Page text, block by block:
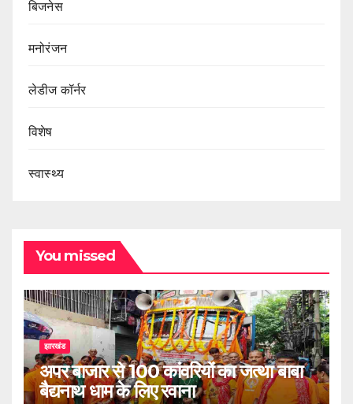
बिजनेस
मनोरंजन
लेडीज कॉर्नर
विशेष
स्वास्थ्य
You missed
झारखंड
अपर बाजार से 100 कांवरियों का जत्था बाबा
बैद्यनाथ धाम के लिए रवाना